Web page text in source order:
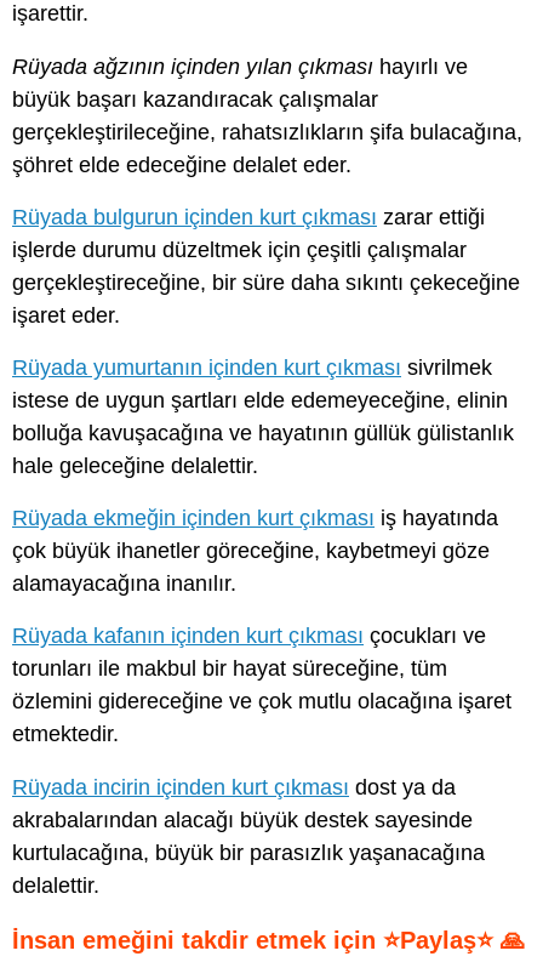
işarettir.
Rüyada ağzının içinden yılan çıkması hayırlı ve
büyük başarı kazandıracak çalışmalar
gerçekleştirileceğine, rahatsızlıkların şifa bulacağına,
şöhret elde edeceğine delalet eder.
Rüyada bulgurun içinden kurt çıkması zarar ettiği
işlerde durumu düzeltmek için çeşitli çalışmalar
gerçekleştireceğine, bir süre daha sıkıntı çekeceğine
işaret eder.
Rüyada yumurtanın içinden kurt çıkması sivrilmek
istese de uygun şartları elde edemeyeceğine, elinin
bolluğa kavuşacağına ve hayatının güllük gülistanlık
hale geleceğine delalettir.
Rüyada ekmeğin içinden kurt çıkması iş hayatında
çok büyük ihanetler göreceğine, kaybetmeyi göze
alamayacağına inanılır.
Rüyada kafanın içinden kurt çıkması çocukları ve
torunları ile makbul bir hayat süreceğine, tüm
özlemini gidereceğine ve çok mutlu olacağına işaret
etmektedir.
Rüyada incirin içinden kurt çıkması dost ya da
akrabalarından alacağı büyük destek sayesinde
kurtulacağına, büyük bir parasızlık yaşanacağına
delalettir.
İnsan emeğini takdir etmek için ⭐Paylaş⭐ 🙏